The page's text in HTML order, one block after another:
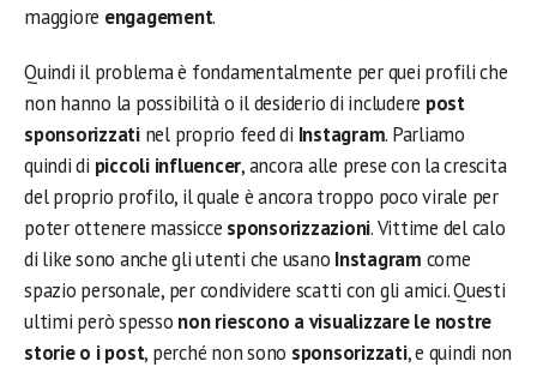
maggiore engagement.
Quindi il problema è fondamentalmente per quei profili che
non hanno la possibilità o il desiderio di includere post
sponsorizzatinel proprio feed di Instagram. Parliamo
quindi di piccoli influencer, ancora alle prese con la crescita
del proprio profilo, il quale è ancora troppo poco virale per
poter ottenere massicce sponsorizzazioni. Vittime del calo
di like sono anche gli utenti che usano Instagram come
spazio personale, per condividere scatti con gli amici. Questi
ultimi però spesso non riescono a visualizzare le nostre
storie o i post, perché non sono sponsorizzati, e quindi non